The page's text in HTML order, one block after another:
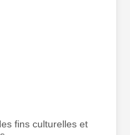
fins culturelles et